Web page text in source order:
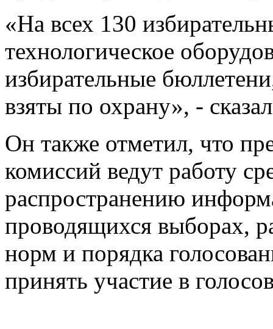
«На всех 130
технологическое
избирательные
взяты по охрану», -
Он также отметил, что
комиссий ведут работу
распространению
проводящихся выборах,
норм и порядка
принять участие в